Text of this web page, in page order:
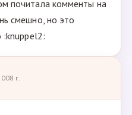
почитала комменты на
смешно, но это
:knuppel2:
г.